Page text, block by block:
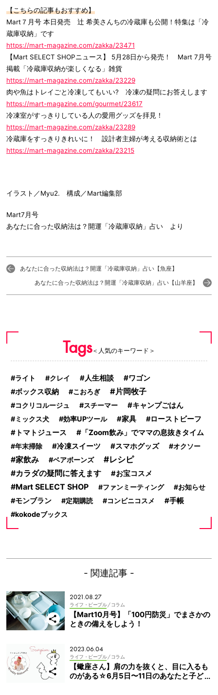
【こちらの記事もおすすめ】
Mart７月号 本日発売 辻 希美さんちの冷蔵庫も公開！特集は「冷
蔵庫収納」です
https://mart-magazine.com/zakka/23471
【Mart SELECT SHOPニュース】 5月28日から発売！ Mart 7月号
掲載「冷蔵庫収納が楽しくなる」雑貨
https://mart-magazine.com/zakka/23229
肉や魚はトレイごと冷凍してもいい? 冷凍の疑問にお答えします
https://mart-magazine.com/gourmet/23617
冷凍室がすっきりしている人の愛用グッズを拝見！
https://mart-magazine.com/zakka/23289
冷蔵庫をすっきりきれいに！ 設計者主婦が考える収納術とは
https://mart-magazine.com/zakka/23215
イラスト／Myu2. 構成／Mart編集部
Mart7月号
あなたに合った収納法は？開運「冷蔵庫収納」占い より
あなたに合った収納法は？開運「冷蔵庫収納」占い【魚座】
あなたに合った収納法は？開運「冷蔵庫収納」占い【山羊座】
Tags＜人気のキーワード＞
ライト クレイ 人生相談 ワゴン
ボックス収納 こおろぎ 片岡牧子
コクリコルージュ スチーマー キャンプごはん
ミックス犬 効率UPツール 家具
ローストビーフ
トマトジュース
「Zoom飲み」でママの息抜きタイム
年末掃除 冷凍スイーツ スマホグッズ オクソー
家飲み ベアボーンズ レシピ
カラダの疑問に答えます お宝コスメ
Mart SELECT SHOP ファンミーティング お知らせ
モンブラン 定期購読 コンビニコスメ 手帳
kokodeブックス
- 関連記事 -
2021.08.27
ライフ・ピープル / コラム
【Mart10月号】「100円防災」でまさかの
ときの備えをしよう！
2023.06.04
ライフ・ピープル / コラム
【蠍座さん】肩の力を抜くと、目に入るも
のがある☆6月5日〜11日のあなたと子ども